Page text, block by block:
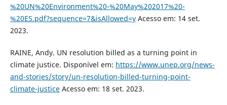
%20UN%20Environment%20-%20May%202017%20-
%20ES.pdf?sequence=7&isAllowed=yAcesso em: 14 set.
2023.
RAINE, Andy. UN resolution billed as a turning point in
climate justice. Disponível em: https://www.unep.org/news-
and-stories/story/un-resolution-billed-turning-point-
climate-justiceAcesso em: 18 set. 2023.